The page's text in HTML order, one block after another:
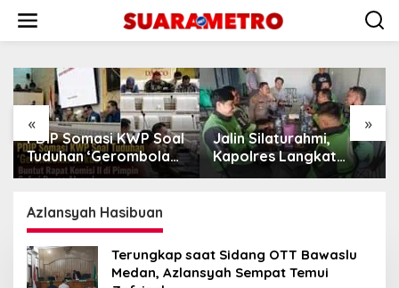
konten
« »
PDIP Somasi KWP Soal
Tuduhan ‘Gerombolan
Sirkus’, Buntut Rapat
Sufmi Dasco Ahmad
Jalin Silaturahmi,
Kapolres Langkat
Ngopi Bareng
Azlansyah Hasibuan
Terungkap saat Sidang OTT Bawaslu
Medan, Azlansyah Sempat Temui